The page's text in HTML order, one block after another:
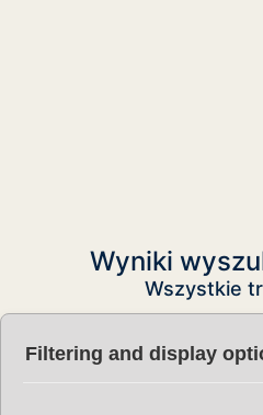
Wyniki
Wszystkie
Filtering and display